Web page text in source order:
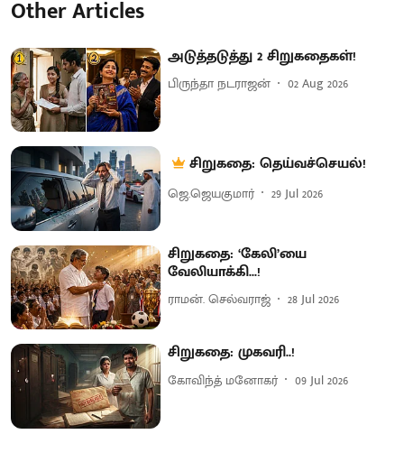
Other Articles
அடுத்தடுத்து 2 சிறுகதைகள்!
பிருந்தா நடராஜன் 02 Aug 2026
சிறுகதை: தெய்வச்செயல்!
ஜெ.ஜெயகுமார் 29 Jul 2026
சிறுகதை: ‘கேலி’யை
வேலியாக்கி...!
ராமன். செல்வராஜ் 28 Jul 2026
சிறுகதை: முகவரி..!
கோவிந்த் மனோகர் 09 Jul 2026